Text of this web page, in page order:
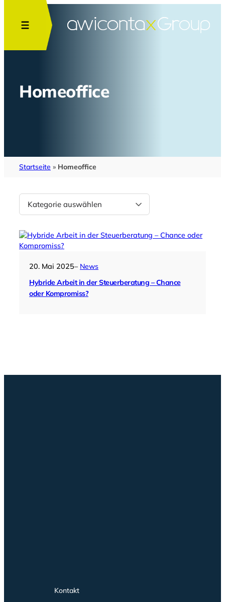
Homeoffice
Startseite » Homeoffice
Kategorien
20. Mai 2025– News
Hybride Arbeit in der Steuerberatung – Chance
oder Kompromiss?
Kontakt